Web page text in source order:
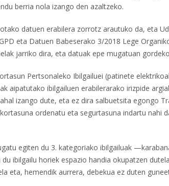
berria nola izango den azaltzeko.
datuen erabilera zorrotz arautuko da, eta
eta Datuen Babeserako 3/2018 Lege
jarriko dira, eta datuak epe mugatuan
Pertsonaleko Ibilgailuei (patinete
aipatutako ibilgailuen erabilerarako irizpide
izango dute, eta ez dira salbuetsita egongo
ordenatu eta segurtasuna indartu nahi
egiten du 3. kategoriako ibilgailuak
du ibilgailu horiek espazio handia okupatzen
eta, hemendik aurrera, debekua ez duten